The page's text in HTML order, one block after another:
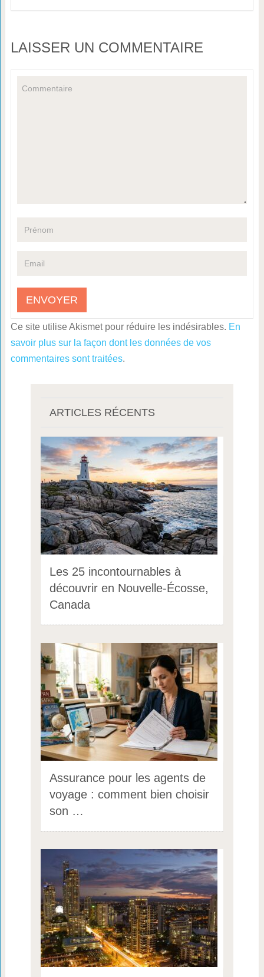
LAISSER UN COMMENTAIRE
Ce site utilise Akismet pour réduire les indésirables. En
savoir plus sur la façon dont les données de vos
commentaires sont traitées.
ARTICLES RÉCENTS
Les 25 incontournables à
découvrir en Nouvelle-Écosse,
Canada
Assurance pour les agents de
voyage : comment bien choisir
son …